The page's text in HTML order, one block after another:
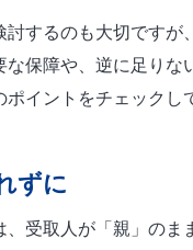
するのも大切です
保障や、逆に足りな
イントをチェックし
ずに
受取人が「親」の